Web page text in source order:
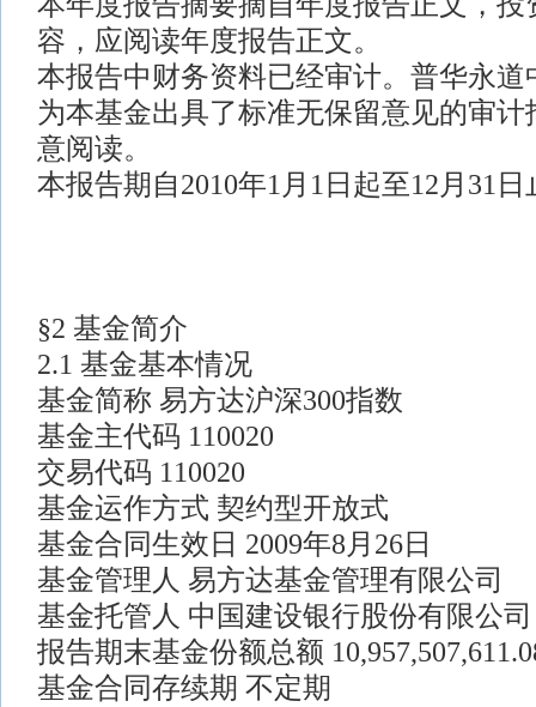
容，应阅读年度报告正文。
本报告中财务资料已经审计。普华永道
为本基金出具了标准无保留意见的审
意阅读。
本报告期自2010年1月1日起至12月31日
§2 基金简介
2.1 基金基本情况
基金简称 易方达沪深300指数
基金主代码 110020
交易代码 110020
基金运作方式 契约型开放式
基金合同生效日 2009年8月26日
基金管理人 易方达基金管理有限公司
基金托管人 中国建设银行股份有限公司
报告期末基金份额总额
基金合同存续期 不定期